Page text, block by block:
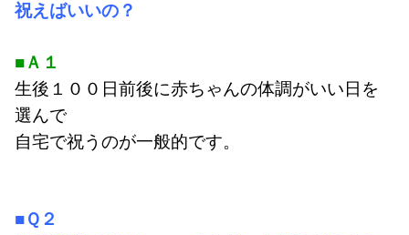
祝えばいいの？
■Ａ１
生後１００日前後に赤ちゃんの体調がいい日を
選んで
自宅で祝うのが一般的です。
■Ｑ２